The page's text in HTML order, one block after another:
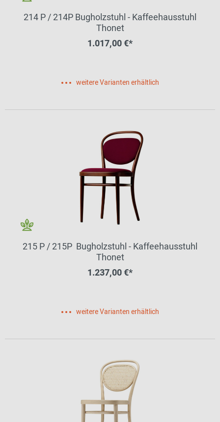
214 P / 214P Bugholzstuhl - Kaffeehausstuhl
Thonet
1.017,00 €*
weitere Varianten erhältlich
215 P / 215P Bugholzstuhl - Kaffeehausstuhl
Thonet
1.237,00 €*
weitere Varianten erhältlich